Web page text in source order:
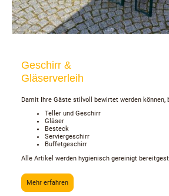
Geschirr &
Gläserverleih
Damit Ihre Gäste stilvoll bewirtet werden können,
Teller und Geschirr
Gläser
Besteck
Serviergeschirr
Buffetgeschirr
Alle Artikel werden hygienisch gereinigt
Mehr erfahren